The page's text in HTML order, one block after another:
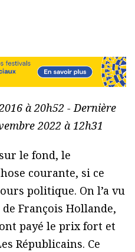
à 20h52 - Dernière
2022 à 12h31
le fond, le
courante, si ce
politique. On l’a vu
François Hollande,
payé le prix fort et
Républicains. Ce